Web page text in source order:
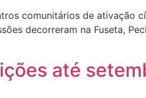
comunitários de ativação
decorreram na Fuseta,
até